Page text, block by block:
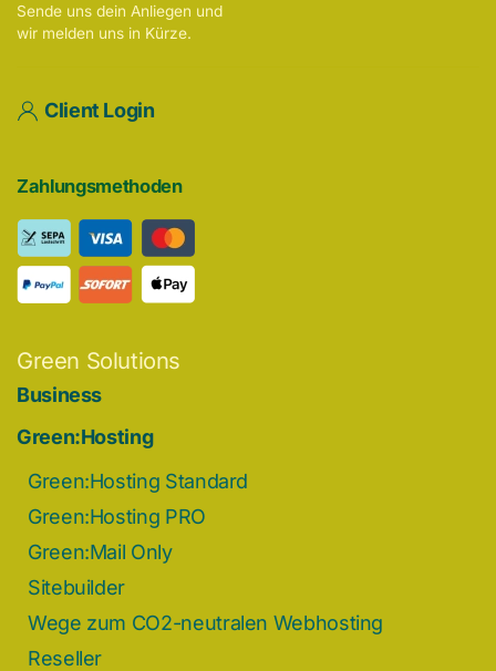
Sende uns dein Anliegen und
wir melden uns in Kürze.
Client Login
Zahlungsmethoden
Green Solutions
Business
Green:Hosting
Green:Hosting Standard
Green:Hosting PRO
Green:Mail Only
Sitebuilder
Wege zum CO2-neutralen Webhosting
Reseller